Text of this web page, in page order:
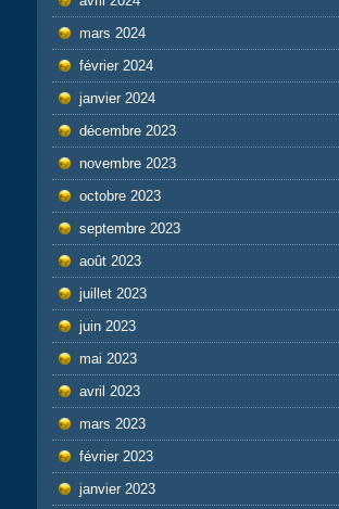
mars 2024
février 2024
janvier 2024
décembre 2023
novembre 2023
octobre 2023
septembre 2023
août 2023
juillet 2023
juin 2023
mai 2023
avril 2023
mars 2023
février 2023
janvier 2023